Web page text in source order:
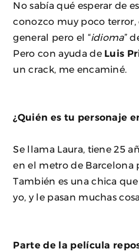
No sabía qué esperar de
conozco muy poco terror,
general pero el “idioma”
Pero con ayuda de Luis
un crack, me encaminé.
¿Quién es tu personaje
Se llama Laura, tiene 25
en el metro de Barcelona
También es una chica
yo, y le pasan muchas
Parte de la película